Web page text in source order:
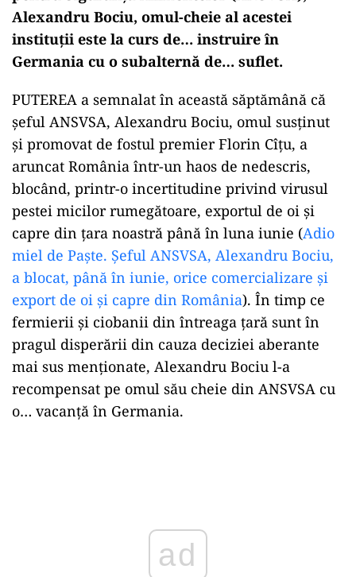
Alexandru Bociu, omul-cheie al acestei
instituții este la curs de… instruire în
Germania cu o subalternă de… suflet.
PUTEREA a semnalat în această săptămână că
șeful ANSVSA, Alexandru Bociu, omul susținut
și promovat de fostul premier Florin Cîțu, a
aruncat România într-un haos de nedescris,
blocând, printr-o incertitudine privind virusul
pestei micilor rumegătoare, exportul de oi și
capre din țara noastră până în luna iunie (Adio
miel de Paște. Șeful ANSVSA, Alexandru Bociu,
a blocat, până în iunie, orice comercializare și
export de oi și capre din România). În timp ce
fermierii și ciobanii din întreaga țară sunt în
pragul disperării din cauza deciziei aberante
mai sus menționate, Alexandru Bociu l-a
recompensat pe omul său cheie din ANSVSA cu
o… vacanță în Germania.